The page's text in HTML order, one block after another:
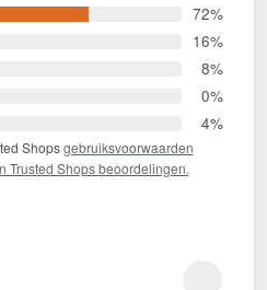
72%
16%
8%
0%
4%
Shopsgebruiksvoorwaarden
Trusted Shops beoordelingen.